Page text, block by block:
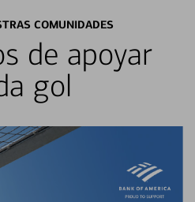
COMUNIDADES
de apoyar
gol